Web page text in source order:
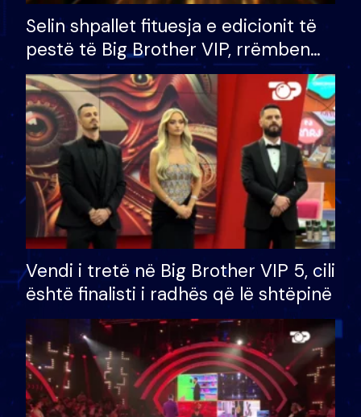
Selin shpallet fituesja e edicionit të
pestë të Big Brother VIP, rrëmben
çmimin e madh prej 100 mijë eurosh
Vendi i tretë në Big Brother VIP 5, cili
është finalisti i radhës që lë shtëpinë